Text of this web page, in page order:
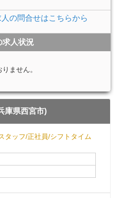
の問合せはこちらから
人状況
ません。
庫県西宮市)
タッフ/正社員/シフトタイム